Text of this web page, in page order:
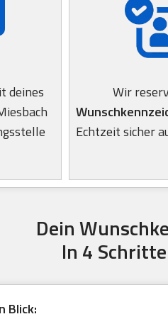
deines
Wir
Echtzeit sicher
Dein
In 4
Blick: